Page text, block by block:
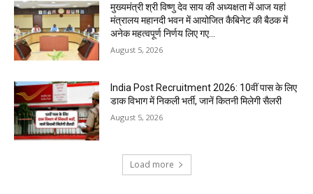
मुख्यमंत्री श्री विष्णु देव साय की अध्यक्षता में आज यहां
मंत्रालय महानदी भवन में आयोजित कैबिनेट की बैठक में
अनेक महत्वपूर्ण निर्णय लिए गए...
August 5, 2026
India Post Recruitment 2026: 10वीं पास के लिए
डाक विभाग में निकली भर्ती, जानें कितनी मिलेगी सैलरी
August 5, 2026
Load more